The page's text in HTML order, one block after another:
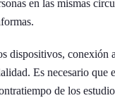
en las mismas
dispositivos, conexión
Es necesario que
de los